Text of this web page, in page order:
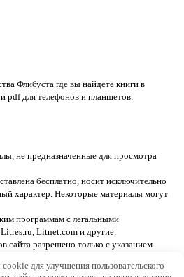
Флибуста где вы найдете книги в
pdf для телефонов и планшетов.
не предназначенные для просмотра
бесплатно, носит исключительно
характер. Некоторые материалы могут
программам с легальными
Litres.ru, Litnet.com и другие.
сайта разрешено только с указанием
для улучшения пользовательского